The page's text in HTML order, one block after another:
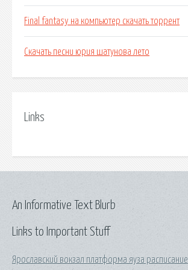
Final fantasy на компьютер скачать торрент
Скачать песни юрия шатунова лето
Links
Links to Important Stuff
Ярославский вокзал платформа яуза расписание
An Informative Text Blurb